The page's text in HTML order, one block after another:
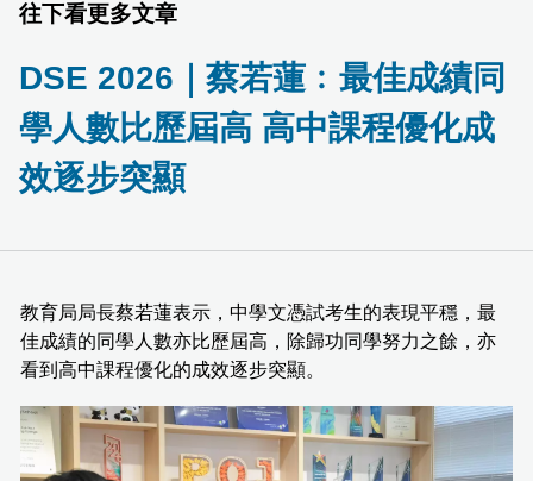
往下看更多文章
DSE 2026｜蔡若蓮﹕最佳成績同
學人數比歷屆高 高中課程優化成
效逐步突顯
教育局局長蔡若蓮表示，中學文憑試考生的表現平穩，最
佳成績的同學人數亦比歷屆高，除歸功同學努力之餘，亦
看到高中課程優化的成效逐步突顯。